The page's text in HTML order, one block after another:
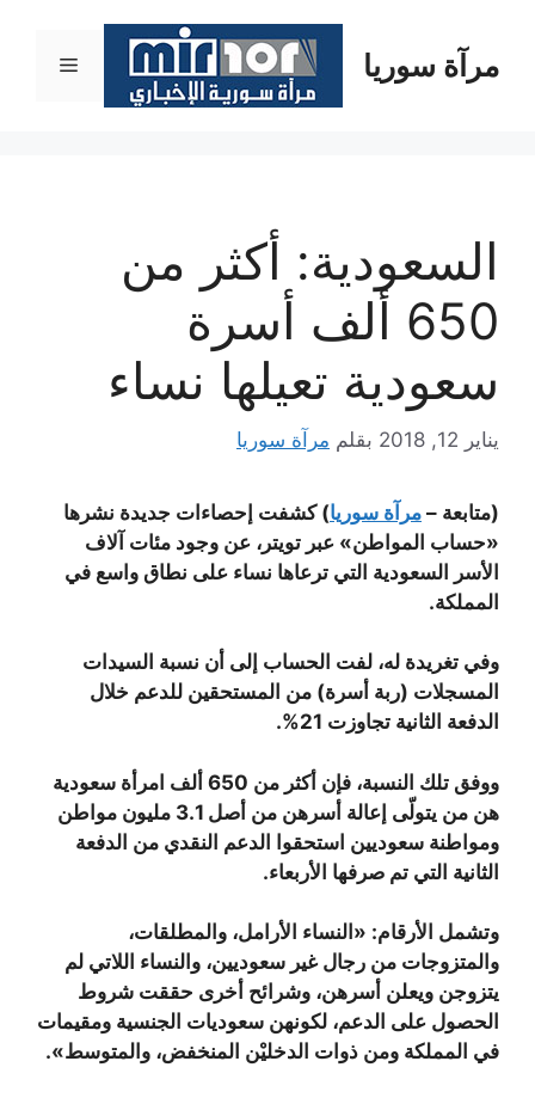
المحتوىمرآة سوريا القائمة
السعودية: أكثر من
650 ألف أسرة
سعودية تعيلها نساء
يناير 12, 2018 بقلم مرآة سوريا
(متابعة – مرآة سوريا) كشفت إحصاءات جديدة نشرها
«حساب المواطن» عبر تويتر، عن وجود مئات آلاف
الأسر السعودية التي ترعاها نساء على نطاق واسع في
المملكة.
وفي تغريدة له، لفت الحساب إلى أن نسبة السيدات
المسجلات (ربة أسرة) من المستحقين للدعم خلال
الدفعة الثانية تجاوزت 21%.
ووفق تلك النسبة، فإن أكثر من 650 ألف امرأة سعودية
هن من يتولّى إعالة أسرهن من أصل 3.1 مليون مواطن
ومواطنة سعوديين استحقوا الدعم النقدي من الدفعة
الثانية التي تم صرفها الأربعاء.
وتشمل الأرقام: «النساء الأرامل، والمطلقات،
والمتزوجات من رجال غير سعوديين، والنساء اللاتي لم
يتزوجن ويعلن أسرهن، وشرائح أخرى حققت شروط
الحصول على الدعم، لكونهن سعوديات الجنسية ومقيمات
في المملكة ومن ذوات الدخليْن المنخفض، والمتوسط».